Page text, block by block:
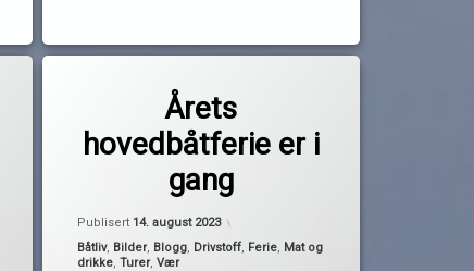
Årets
hovedbåtferie er i
gang
Publisert 14. august 2023
Kategorier:
Båtliv, Bilder, Blogg, Drivstoff, Ferie, Mat og
drikke, Turer, Vær
fredrikstad
strömstad
turrapport